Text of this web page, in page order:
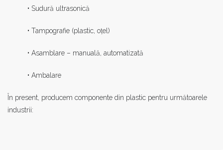
• Sudură ultrasonică
• Tampografie (plastic, oțel)
• Asamblare – manuală, automatizată
• Ambalare
În present, producem componente din plastic pentru următoarele
industrii: